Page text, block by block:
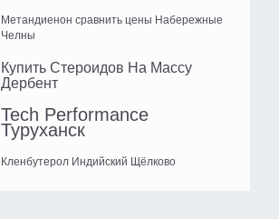
Метандиенон сравнить цены Набережные
Челны
Купить Стероидов На Массу
Дербент
Tech Performance
Туруханск
Кленбутерол Индийский Щёлково